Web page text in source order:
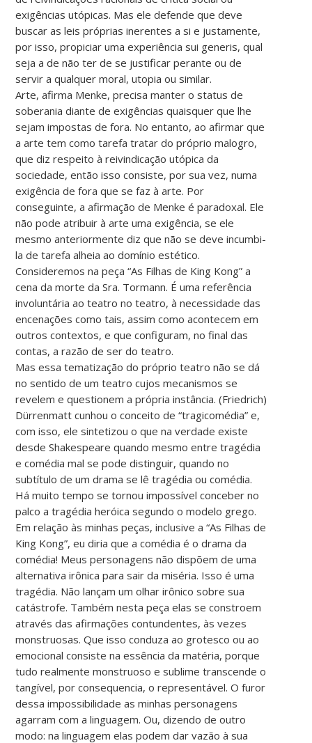
exigências utópicas. Mas ele defende que deve
buscar as leis próprias inerentes a si e justamente,
por isso, propiciar uma experiência sui generis, qual
seja a de não ter de se justificar perante ou de
servir a qualquer moral, utopia ou similar.
Arte, afirma Menke, precisa manter o status de
soberania diante de exigências quaisquer que lhe
sejam impostas de fora. No entanto, ao afirmar que
a arte tem como tarefa tratar do próprio malogro,
que diz respeito à reivindicação utópica da
sociedade, então isso consiste, por sua vez, numa
exigência de fora que se faz à arte. Por
conseguinte, a afirmação de Menke é paradoxal. Ele
não pode atribuir à arte uma exigência, se ele
mesmo anteriormente diz que não se deve incumbi-
la de tarefa alheia ao domínio estético.
Consideremos na peça “As Filhas de King Kong” a
cena da morte da Sra. Tormann. É uma referência
involuntária ao teatro no teatro, à necessidade das
encenações como tais, assim como acontecem em
outros contextos, e que configuram, no final das
contas, a razão de ser do teatro.
Mas essa tematização do próprio teatro não se dá
no sentido de um teatro cujos mecanismos se
revelem e questionem a própria instância. (Friedrich)
Dürrenmatt cunhou o conceito de “tragicomédia” e,
com isso, ele sintetizou o que na verdade existe
desde Shakespeare quando mesmo entre tragédia
e comédia mal se pode distinguir, quando no
subtítulo de um drama se lê tragédia ou comédia.
Há muito tempo se tornou impossível conceber no
palco a tragédia heróica segundo o modelo grego.
Em relação às minhas peças, inclusive a “As Filhas de
King Kong”, eu diria que a comédia é o drama da
comédia! Meus personagens não dispõem de uma
alternativa irônica para sair da miséria. Isso é uma
tragédia. Não lançam um olhar irônico sobre sua
catástrofe. Também nesta peça elas se constroem
através das afirmações contundentes, às vezes
monstruosas. Que isso conduza ao grotesco ou ao
emocional consiste na essência da matéria, porque
tudo realmente monstruoso e sublime transcende o
tangível, por consequencia, o representável. O furor
dessa impossibilidade as minhas personagens
agarram com a linguagem. Ou, dizendo de outro
modo: na linguagem elas podem dar vazão à sua